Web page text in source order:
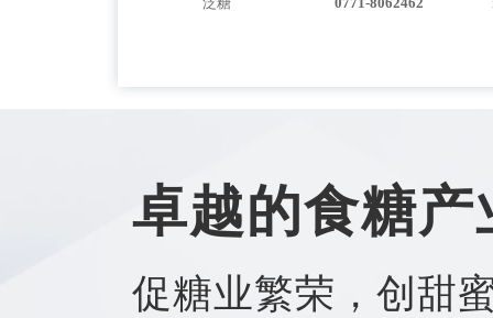
卓越的食糖
促糖业繁荣，创甜